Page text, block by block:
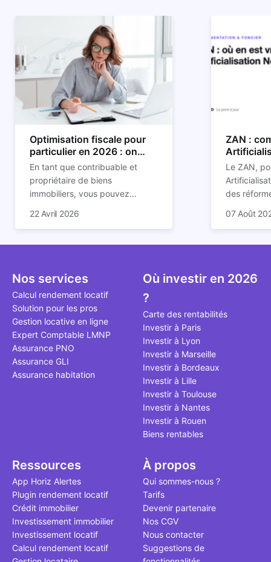
Optimisation fiscale pour
particulier en 2026 : on
vous explique tout
En tant que contribuable et
propriétaire de biens
immobiliers, vous pouvez
imposition en optimisant votre
nombreuses méthodes légales
toutes les explications dans
notre article.
22 Avril 2026
ZAN :
son
Le ZAN,
des
des
et de la
bâtis.
plus mal
bien que
décrivent
le point à
07 Août
Nos services
Calcul rendement locatif
Solution pour les pros
Gestion locative en ligne
Expert Comptable LMNP
Assurance PNO
Assurance GLI
Assurance habitation
Où investir en 2026
?
Carte des rentabilités
Investir à Paris
Investir à Lyon
Investir à Marseille
Investir à Bordeaux
Investir à Lille
Investir à Toulouse
Investir à Nantes
Investir à Rouen
Biens rentables
Ressources
App Horiz Alertes
Plugin rendement locatif
Crédit immobilier
Investissement immobilier
Investissement locatif
Calcul rendement locatif
À propos
Qui sommes-nous ?
Tarifs
Devenir partenaire
Nos CGV
Nous contacter
Suggestions de